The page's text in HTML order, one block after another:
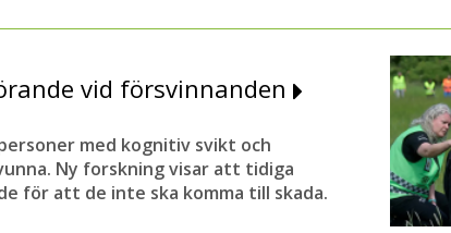
vid försvinnanden
med kognitiv svikt och
Ny forskning visar att tidiga
för att de inte ska komma till skada.